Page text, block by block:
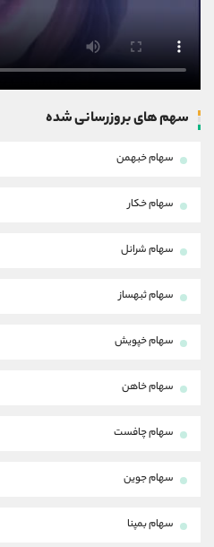
سهم های بروزرسانی شده
سهام خبهمن
سهام خکار
سهام شرانل
سهام ثبهساز
سهام خپویش
سهام خاهن
سهام چافست
سهام جوین
سهام بمپنا